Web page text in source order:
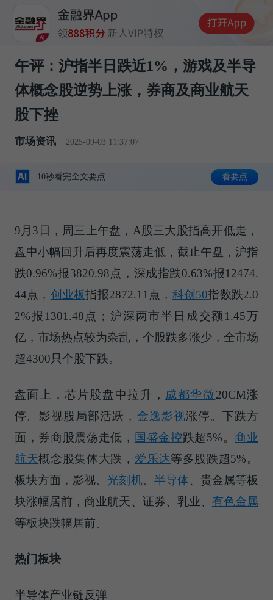
午评：沪指半日跌近1%，游戏及半导
体概念股逆势上涨，券商及商业航天
股下挫
市场资讯 2025-09-03 11:37:07
10秒看完全文要点 看要点
9月3日，周三上午盘，A股三大股指高开低走，
盘中小幅回升后再度震荡走低，截止午盘，沪指
跌0.96%报3820.98点，深成指跌0.63%报12474.
44点， 创业板指报2872.11点， 科创50指数跌2.0
2%报1301.48点；沪深两市半日成交额1.45万
亿，市场热点较为杂乱，个股跌多涨少，全市场
超4300只个股下跌。
盘面上，芯片股盘中拉升， 成都华微20CM涨
停。影视股局部活跃， 金逸影视涨停。下跌方
面，券商股震荡走低，
国盛金控跌超5%。商业
航天概念股集体大跌， 爱乐达等多股跌超5%。
板块方面，影视、 光刻机、 半导体、贵金属等板
块涨幅居前，商业航天、证券、乳业、 有色金属
等板块跌幅居前。
热门板块
半导体产业链反弹